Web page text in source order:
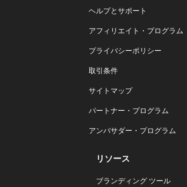
ヘルプとサポート
アフィリエイト・プログラム
プライバシーポリシー
取引条件
サイトマップ
パートナー・プログラム
アンバサダー・プログラム
リソース
ブランディング ツール